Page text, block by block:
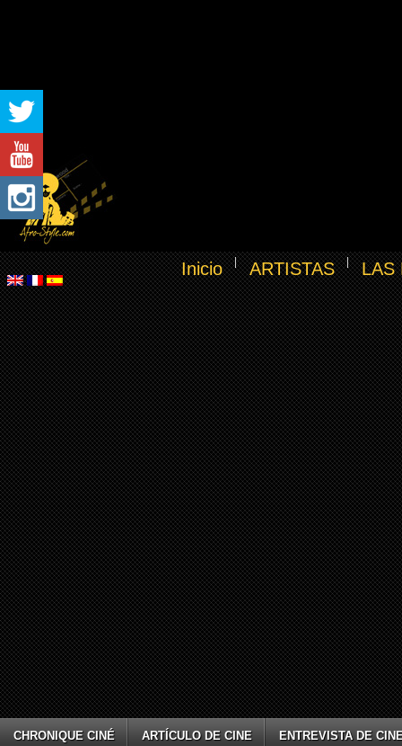
Inicio ARTISTAS LAS
CHRONIQUE CINÉ ARTÍCULO DE CINE ENTREVISTA DE